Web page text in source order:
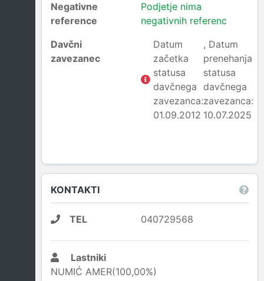
Negativne
reference
Podjetje nima
negativnih referenc
Davčni
zavezanec
Datum
začetka
statusa
davčnega
zavezanca:
01.09.2012
, Datum
prenehanja
statusa
davčnega
zavezanca:
10.07.2025
KONTAKTI
TEL 040729568
Lastniki
NUMIĆ AMER(100,00%)